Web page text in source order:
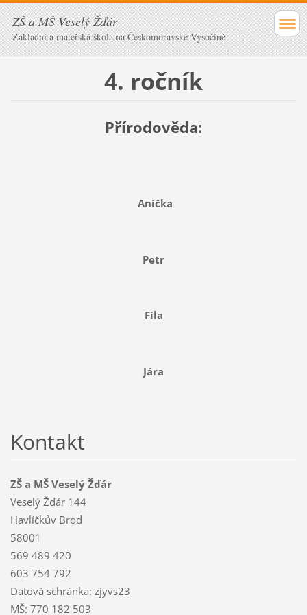
ZŠ a MŠ Veselý Žďár
Základní a mateřská škola na Českomoravské Vysočině
4. ročník
Přírodověda:
Anička
Petr
Fíla
Jára
Kontakt
ZŠ a MŠ Veselý Žďár
Veselý Žďár 144
Havlíčkův Brod
58001
569 489 420
603 754 792
Datová schránka: zjyvs23
MŠ: 770 182 503